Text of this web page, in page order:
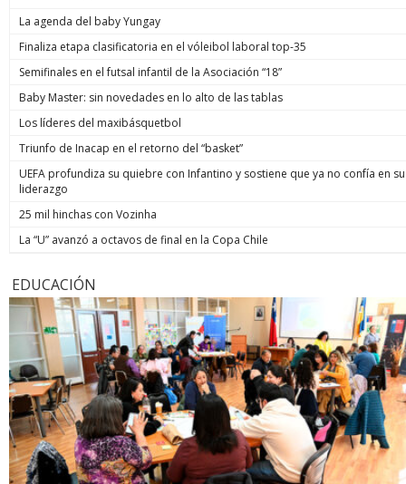
La agenda del baby Yungay
Finaliza etapa clasificatoria en el vóleibol laboral top-35
Semifinales en el futsal infantil de la Asociación “18”
Baby Master: sin novedades en lo alto de las tablas
Los líderes del maxibásquetbol
Triunfo de Inacap en el retorno del “basket”
UEFA profundiza su quiebre con Infantino y sostiene que ya no confía en su
liderazgo
25 mil hinchas con Vozinha
La “U” avanzó a octavos de final en la Copa Chile
EDUCACIÓN